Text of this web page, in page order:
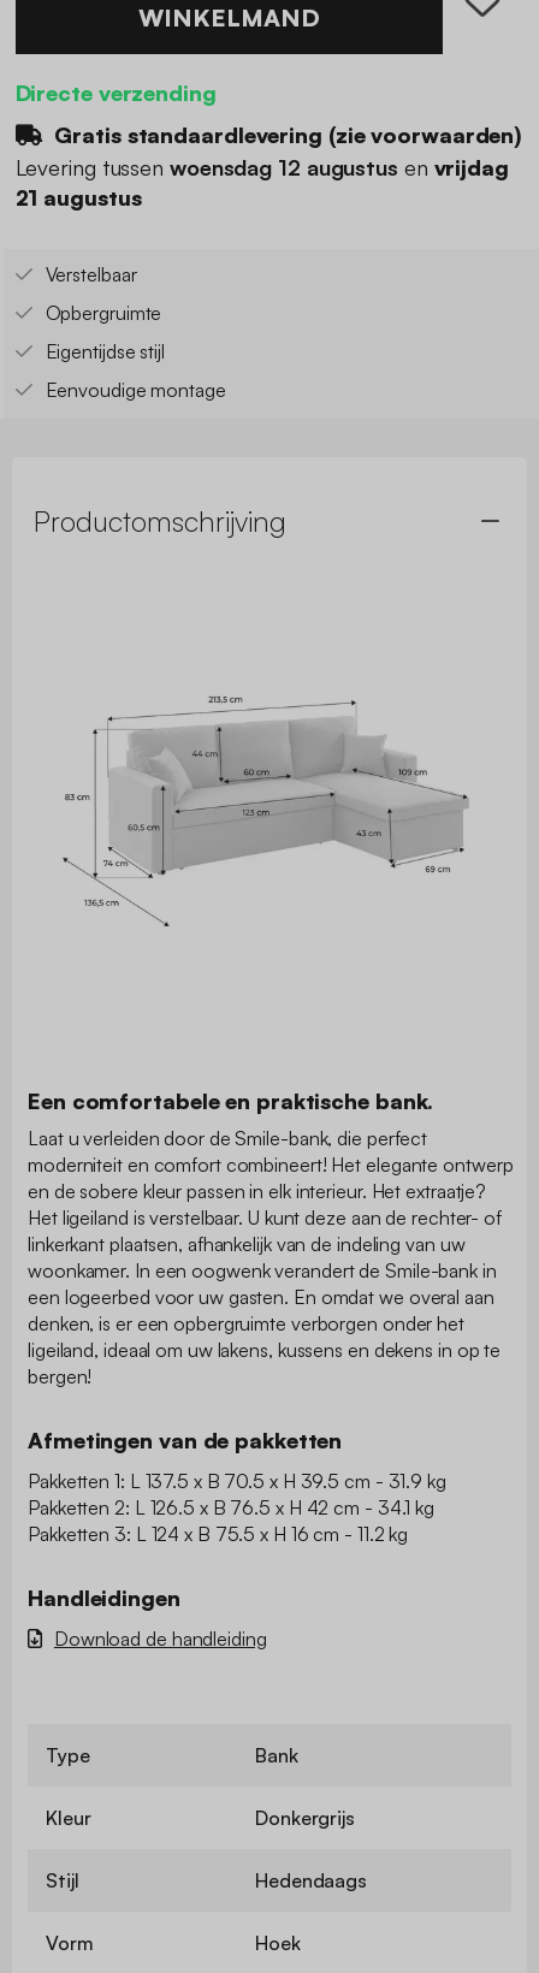
WINKELMAND
Directe verzending
Gratis standaardlevering (zie voorwaarden)
Levering tussen woensdag 12 augustus en vrijdag
21 augustus
Verstelbaar
Opbergruimte
Eigentijdse stijl
Eenvoudige montage
Productomschrijving
Een comfortabele en praktische bank.
Laat u verleiden door de Smile-bank, die perfect
moderniteit en comfort combineert! Het elegante ontwerp
en de sobere kleur passen in elk interieur. Het extraatje?
Het ligeiland is verstelbaar. U kunt deze aan de rechter- of
linkerkant plaatsen, afhankelijk van de indeling van uw
woonkamer. In een oogwenk verandert de Smile-bank in
een logeerbed voor uw gasten. En omdat we overal aan
denken, is er een opbergruimte verborgen onder het
ligeiland, ideaal om uw lakens, kussens en dekens in op te
bergen!
Afmetingen van de pakketten
Pakketten 1: L 137.5 x B 70.5 x H 39.5 cm - 31.9 kg
Pakketten 2: L 126.5 x B 76.5 x H 42 cm - 34.1 kg
Pakketten 3: L 124 x B 75.5 x H 16 cm - 11.2 kg
Handleidingen
Download de handleiding
Type Bank
Kleur Donkergrijs
Stijl Hedendaags
Vorm Hoek